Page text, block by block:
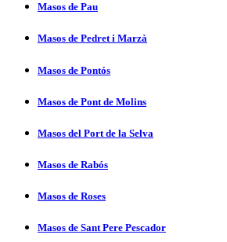
Masos de Pau
Masos de Pedret i Marzà
Masos de Pontós
Masos de Pont de Molins
Masos del Port de la Selva
Masos de Rabós
Masos de Roses
Masos de Sant Pere Pescador